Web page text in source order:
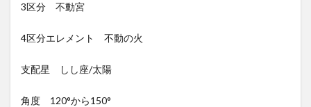
3区分 不動宮
4区分エレメント 不動の火
支配星 しし座/太陽
角度 120°から150°